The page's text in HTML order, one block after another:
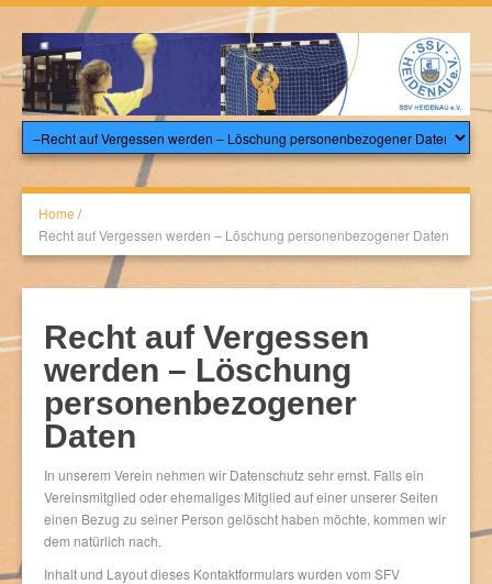
Home /
Recht auf Vergessen werden – Löschung personenbezogener Daten
Recht auf Vergessen
werden – Löschung
personenbezogener
Daten
In unserem Verein nehmen wir Datenschutz sehr ernst. Falls ein
Vereinsmitglied oder ehemaliges Mitglied auf einer unserer Seiten
einen Bezug zu seiner Person gelöscht haben möchte, kommen wir
dem natürlich nach.
Inhalt und Layout dieses Kontaktformulars wurden vom SFV